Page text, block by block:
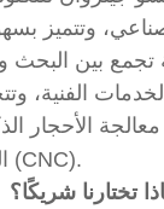
وتتميز
بين البحث
الفنية،
الأحجار
الرقمي بالكمبيوتر (CNC).
تختارنا شريكًا؟